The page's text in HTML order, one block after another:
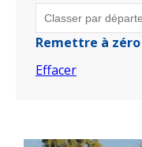
Remettre à zéro
Effacer